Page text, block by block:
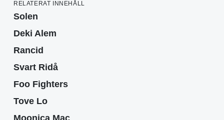
RELATERAT INNEHÅLL
Solen
Deki Alem
Rancid
Svart Ridå
Foo Fighters
Tove Lo